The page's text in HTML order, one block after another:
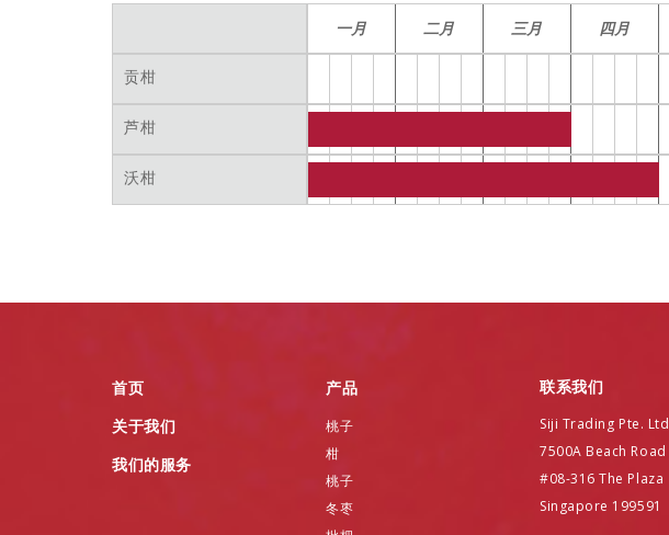
一月 二月 三月 四月
贡柑
芦柑
沃柑
首页
关于我们
我们的服务
产品
桃子
柑
桃子
冬枣
联系我们
Siji Trading Pte. Ltd
7500A Beach Road
#08-316 The Plaza
Singapore 199591